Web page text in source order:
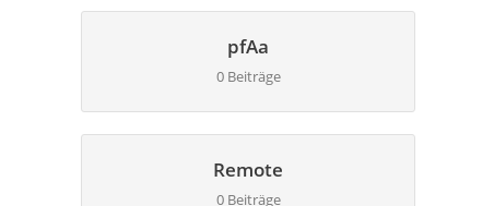
pfAa
0 Beiträge
Remote
0 Beiträge